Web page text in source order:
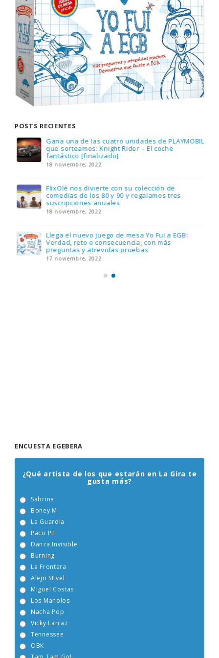
POSTS RECIENTES
Gana una de las cuatro unidades de PLAYMOBIL
que sorteamos: Knight Rider – El coche
fantástico [finalizado]
18 noviembre, 2022
FlixOlé nos divierte con su colección de
comedias de los 80 y 90 y regalamos tres
suscripciones anuales
18 noviembre, 2022
Llega el nuevo juego de mesa Yo Fui a EGB:
Verdad, reto o consecuencia, con más
preguntas y atrevidas pruebas
17 noviembre, 2022
ENCUESTA EGEBERA
¿Qué artista de los que estarán en La Gira te
gusta más?
Sabrina
Boney M
La Guardia
Paco Pil
Danza Invisible
Burning
La Frontera
Alejo Stivel
Miguel Costas
Los Manolos
Nacha Pop
Vicky Larraz
Tennessee
OBK